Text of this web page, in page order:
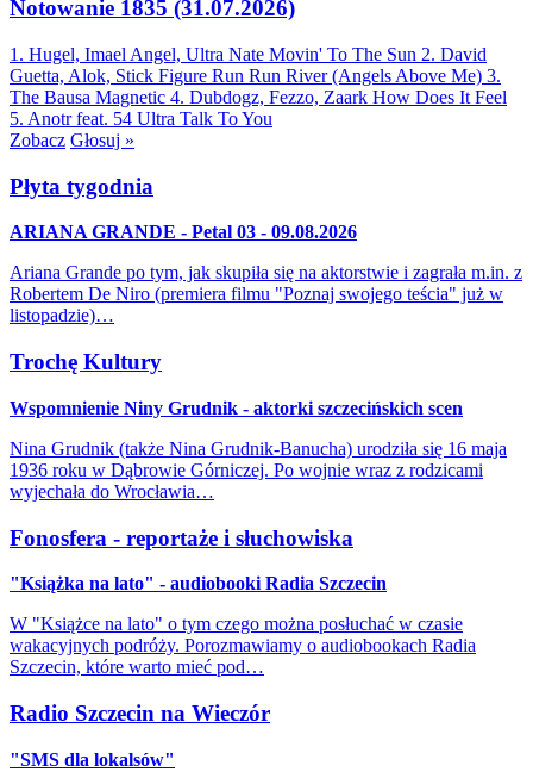
Notowanie 1835 (31.07.2026)
1. Hugel, Imael Angel, Ultra Nate Movin' To The Sun 2. David
Guetta, Alok, Stick Figure Run Run River (Angels Above Me) 3.
The Bausa Magnetic 4. Dubdogz, Fezzo, Zaark How Does It Feel
5. Anotr feat. 54 Ultra Talk To You
Zobacz Głosuj »
Płyta tygodnia
ARIANA GRANDE - Petal 03 - 09.08.2026
Ariana Grande po tym, jak skupiła się na aktorstwie i zagrała m.in. z
Robertem De Niro (premiera filmu "Poznaj swojego teścia" już w
listopadzie)…
Trochę Kultury
Wspomnienie Niny Grudnik - aktorki szczecińskich scen
Nina Grudnik (także Nina Grudnik-Banucha) urodziła się 16 maja
1936 roku w Dąbrowie Górniczej. Po wojnie wraz z rodzicami
wyjechała do Wrocławia…
Fonosfera - reportaże i słuchowiska
"Książka na lato" - audiobooki Radia Szczecin
W "Książce na lato" o tym czego można posłuchać w czasie
wakacyjnych podróży. Porozmawiamy o audiobookach Radia
Szczecin, które warto mieć pod…
Radio Szczecin na Wieczór
"SMS dla lokalsów"